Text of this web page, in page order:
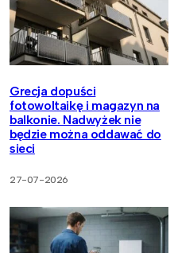
Grecja dopuści
fotowoltaikę i magazyn na
balkonie. Nadwyżek nie
będzie można oddawać do
sieci
27-07-2026